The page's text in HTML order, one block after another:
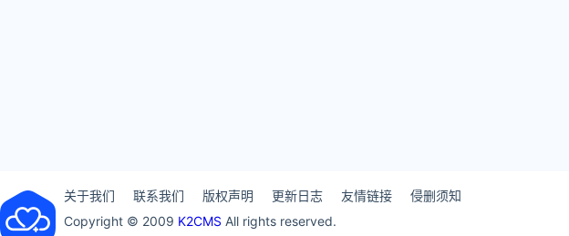
关于我们 联系我们 版权声明 更新日志 友情链接
侵删须知
Copyright © 2009 K2CMS All rights reserved.